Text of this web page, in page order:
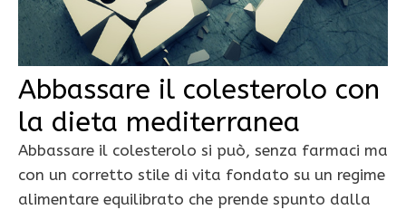
Abbassare il colesterolo con
la dieta mediterranea
Abbassare il colesterolo si può, senza farmaci ma
con un corretto stile di vita fondato su un regime
alimentare equilibrato che prende spunto dalla